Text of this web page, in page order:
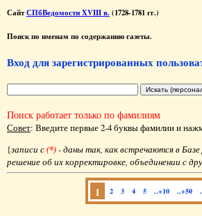
СайтСПбВедомости XVIII в. (1728-1781 гг.)
Поиск по именам по содержанию газеты.
Вход для зарегистрированных
Поиск работает только по фамилиям
Совет: Введите первые 2-4 буквы фамилии и
{записи с(*)- даны так, как встречаются в
решение об их корректировке, объединении с
1 2 3 4 5 ..+10 ..+50